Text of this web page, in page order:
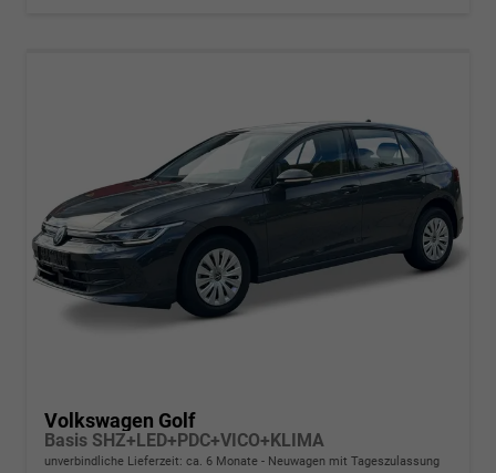
Volkswagen Golf
Basis SHZ+LED+PDC+VICO+KLIMA
unverbindliche Lieferzeit: ca. 6 Monate Neuwagen mit Tageszulassung